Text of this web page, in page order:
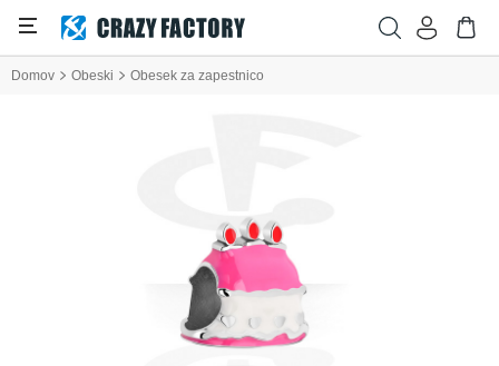
Domov Obeski Obesek za zapestnico